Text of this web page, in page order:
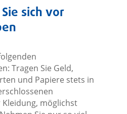
sich vor
Tragen Sie Geld,
und Papiere stets in
möglichst